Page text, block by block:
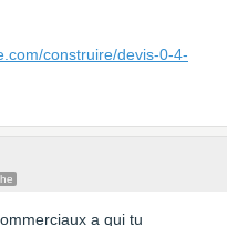
construire/devis-0-4-
a qui tu